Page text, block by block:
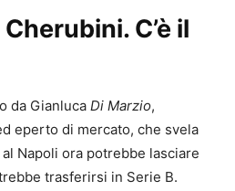
C’è il
da Gianluca Di Marzio,
eperto di mercato, che svela
Napoli ora potrebbe lasciare
trasferirsi in Serie B.